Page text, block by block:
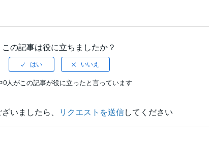
この記事は役に立ちましたか？
0人がこの記事が役に立ったと言っています
いましたら、 リクエストを送信してください